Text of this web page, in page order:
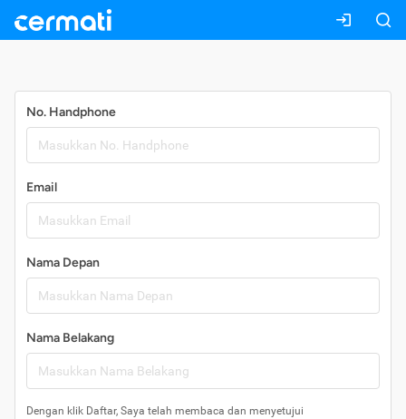
No. Handphone
Email
Nama Depan
Nama Belakang
Dengan klik Daftar, Saya telah membaca dan menyetujui